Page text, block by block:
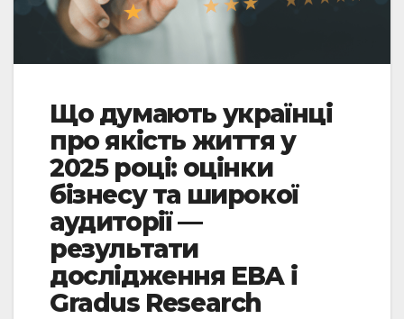
Що думають українці
про якість життя у
2025 році: оцінки
бізнесу та широкої
аудиторії —
результати
дослідження ЕВА і
Gradus Research